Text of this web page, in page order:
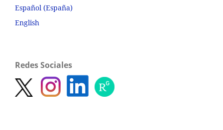
Español (España)
English
Redes Sociales